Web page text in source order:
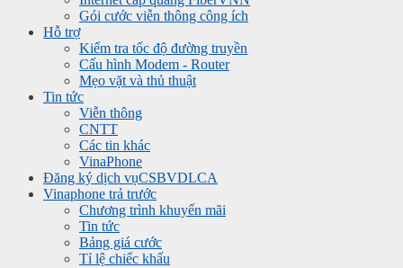
Gói cước viễn thông công ích
Hỗ trợ
Kiểm tra tốc độ đường truyền
Cấu hình Modem - Router
Mẹo vặt và thủ thuật
Tin tức
Viễn thông
CNTT
Các tin khác
VinaPhone
Đăng ký dịch vụCSBVDLCA
Vinaphone trả trước
Chương trình khuyến mãi
Tin tức
Bảng giá cước
Tỉ lệ chiếc khấu